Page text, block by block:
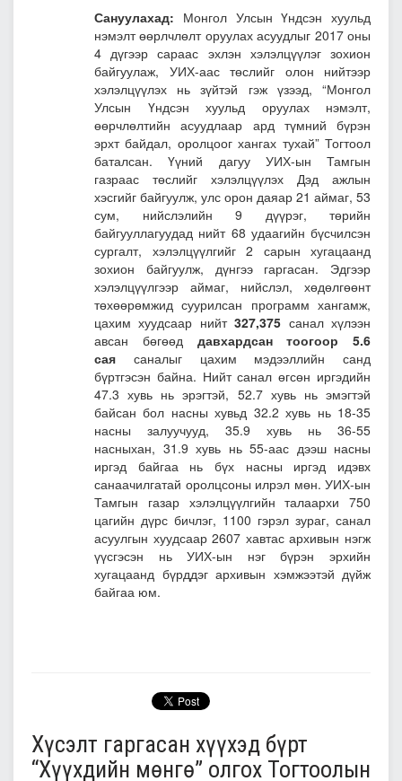
Сануулахад: Монгол Улсын Үндсэн хуульд
нэмэлт өөрлчлөлт оруулах асуудлыг 2017 оны
4 дүгээр сараас эхлэн хэлэлцүүлэг зохион
байгуулаж, УИХ-аас төслийг олон нийтээр
хэлэлцүүлэх нь зүйтэй гэж үзээд, “Монгол
Улсын Үндсэн хуульд оруулах нэмэлт,
өөрчлөлтийн асуудлаар ард түмний бүрэн
эрхт байдал, оролцоог хангах тухай” Тогтоол
баталсан. Үүний дагуу УИХ-ын Тамгын
газраас төслийг хэлэлцүүлэх Дэд ажлын
хэсгийг байгуулж, улс орон даяар 21 аймаг, 53
сум, нийслэлийн 9 дүүрэг, төрийн
байгууллагуудад нийт 68 удаагийн бүсчилсэн
сургалт, хэлэлцүүлгийг 2 сарын хугацаанд
зохион байгуулж, дүнгээ гаргасан. Эдгээр
хэлэлцүүлгээр аймаг, нийслэл, хөдөлгөөнт
төхөөрөмжид суурилсан программ хангамж,
цахим хуудсаар нийт327,375 санал хүлээн
авсан бөгөөд давхардсан тоогоор
5.6
сая саналыг цахим мэдээллийн санд
бүртгэсэн байна. Нийт санал өгсөн иргэдийн
47.3 хувь нь эрэгтэй, 52.7 хувь нь эмэгтэй
байсан бол насны хувьд 32.2 хувь нь 18-35
насны залуучууд, 35.9 хувь нь 36-55
насныхан, 31.9 хувь нь 55-аас дээш насны
иргэд байгаа нь бүх насны иргэд идэвх
санаачилгатай оролцсоны илрэл мөн. УИХ-ын
Тамгын газар хэлэлцүүлгийн талаархи 750
цагийн дүрс бичлэг, 1100 гэрэл зураг, санал
асуулгын хуудсаар 2607 хавтас архивын нэгж
үүсгэсэн нь УИХ-ын нэг бүрэн эрхийн
хугацаанд бүрддэг архивын хэмжээтэй дүйж
байгаа юм.
Хүсэлт гаргасан хүүхэд бүрт
“Хүүхдийн мөнгө” олгох Тогтоолын